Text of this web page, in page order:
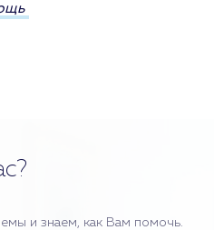
и знаем, как Вам помочь.